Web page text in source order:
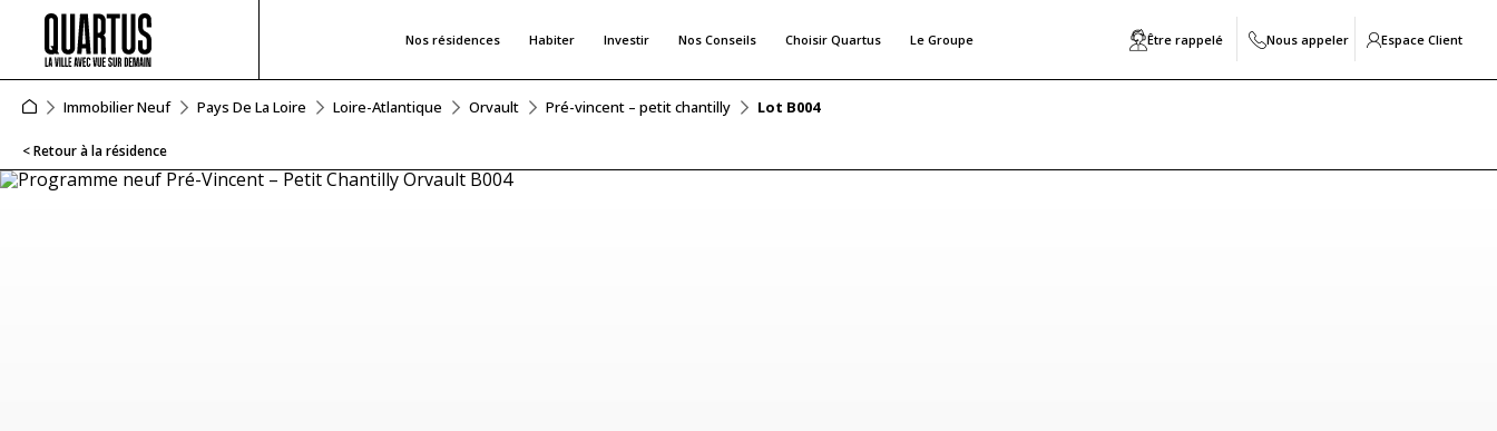
Nos résidences Habiter Investir Nos Conseils Choisir Quartus Le Groupe Être rappelé Nous appeler Espace Client
Immobilier Neuf Pays De La Loire Loire-Atlantique Orvault Pré-vincent – petit chantilly Lot B004
< Retour à la résidence